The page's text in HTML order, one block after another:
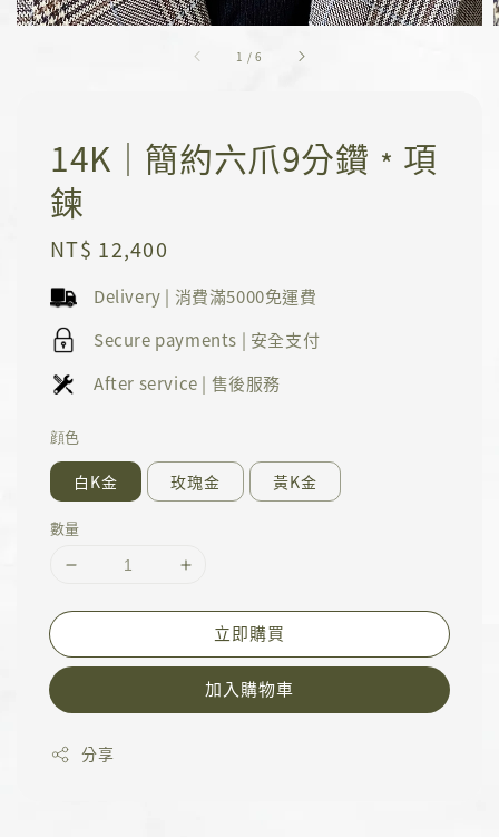
1 /6
14K｜簡約六爪9分鑽﹡項
鍊
Regular
NT$ 12,400
Delivery | 消費滿5000免運費
Secure payments | 安全支付
After service | 售後服務
顔色
白K金 玫瑰金 黃K金
數量
立即購買
加入購物車
分享